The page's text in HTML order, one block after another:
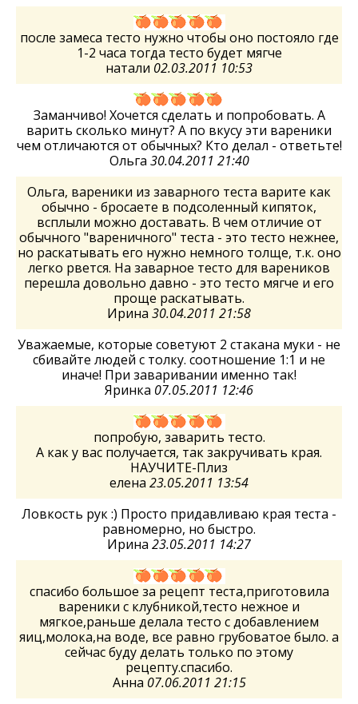
после замеса тесто нужно чтобы оно постояло где
1-2 часа тогда тесто будет мягче
натали 02.03.2011 10:53
Заманчиво! Хочется сделать и попробовать. А
варить сколько минут? А по вкусу эти вареники
чем отличаются от обычных? Кто делал - ответьте!
Ольга 30.04.2011 21:40
Ольга, вареники из заварного теста варите как
обычно - бросаете в подсоленный кипяток,
всплыли можно доставать. В чем отличие от
обычного "вареничного" теста - это тесто нежнее,
но раскатывать его нужно немного толще, т.к. оно
легко рвется. На заварное тесто для вареников
перешла довольно давно - это тесто мягче и его
проще раскатывать.
Ирина 30.04.2011 21:58
Уважаемые, которые советуют 2 стакана муки - не
сбивайте людей с толку. соотношение 1:1 и не
иначе! При заваривании именно так!
Яринка 07.05.2011 12:46
попробую, заварить тесто.
А как у вас получается, так закручивать края.
НАУЧИТЕ-Плиз
елена 23.05.2011 13:54
Ловкость рук :) Просто придавливаю края теста -
равномерно, но быстро.
Ирина 23.05.2011 14:27
спасибо большое за рецепт теста,приготовила
вареники с клубникой,тесто нежное и
мягкое,раньше делала тесто с добавлением
яиц,молока,на воде, все равно грубоватое было. а
сейчас буду делать только по этому
рецепту.спасибо.
Анна 07.06.2011 21:15